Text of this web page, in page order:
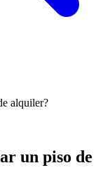
alquiler?
un piso de